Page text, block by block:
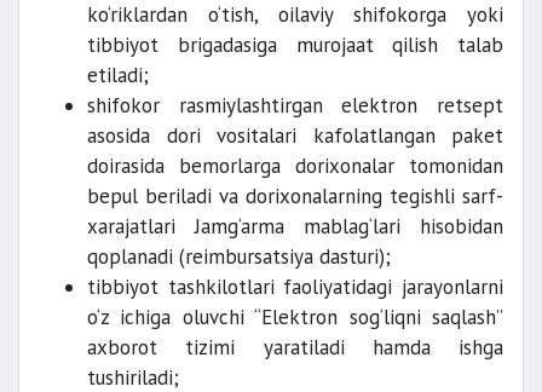
ko‘riklardan o‘tish, oilaviy shifokorga yoki
tibbiyot brigadasiga murojaat qilish talab
etiladi;
shifokor rasmiylashtirgan elektron retsept
asosida dori vositalari kafolatlangan paket
doirasida bemorlarga dorixonalar tomonidan
bepul beriladi va dorixonalarning tegishli sarf-
xarajatlari Jamg‘arma mablag‘lari hisobidan
qoplanadi (reimbursatsiya dasturi);
tibbiyot tashkilotlari faoliyatidagi jarayonlarni
o‘z ichiga oluvchi “Elektron sog‘liqni saqlash”
axborot tizimi yaratiladi hamda ishga
tushiriladi;